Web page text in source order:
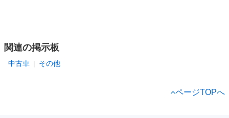
関連の掲示板
中古車 その他
ページTOPへ